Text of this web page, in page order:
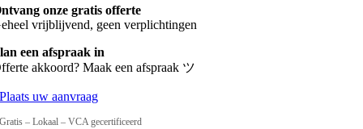
onze gratis offerte
vrijblijvend, geen verplichtingen
een afspraak in
akkoord? Maak een afspraak ツ
Plaats uw aanvraag
Gratis – Lokaal – VCA gecertificeerd